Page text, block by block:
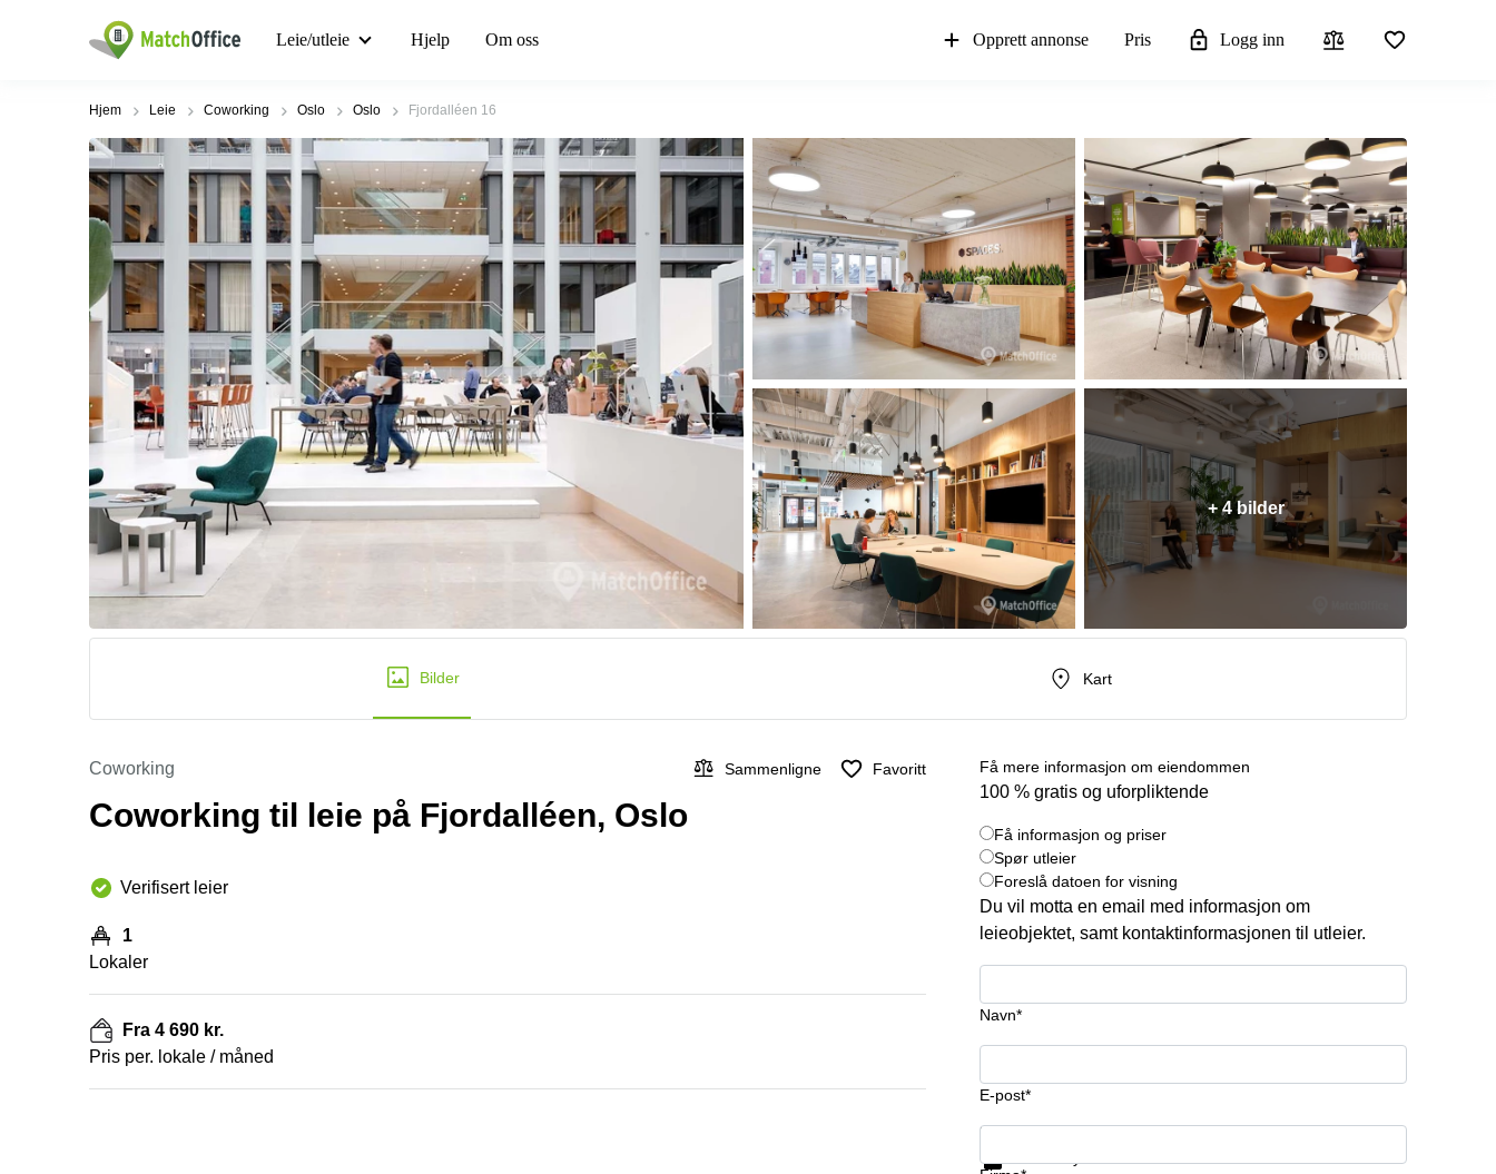
Leie/utleie Hjelp Om oss Opprett annonse Pris Logg inn
Hjem Leie Coworking Oslo Oslo Fjordalléen 16
+ 4 bilder
Bilder Kart
Coworking Sammenligne Favoritt
Coworking til leie på Fjordalléen, Oslo
Verifisert leier
1
Lokaler
Fra 4 690 kr.
Pris per. lokale / måned
Få mere informasjon om eiendommen
100 % gratis og uforpliktende
Få informasjon og priser
Spør utleier
Foreslå datoen for visning
Du vil motta en email med informasjon om
leieobjektet, samt kontaktinformasjonen til utleier.
Navn*
E-post*
Få informasjon og priser